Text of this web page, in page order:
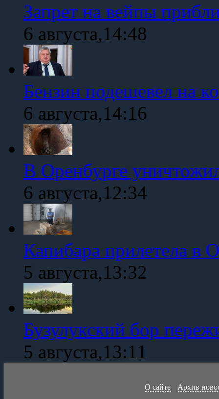
Запрет на вейпы
6 августа,14:48
Бензин подешевел на
6 августа,14:16
В Оренбурге
6 августа,12:34
Капибара прилетела в
5 августа,13:32
Бузулукский бор
5 августа,13:11
О сайте Архив